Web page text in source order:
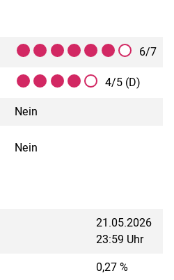
6/7
4/5 (D)
Nein
Nein
21.05.2026
23:59 Uhr
0,27 %